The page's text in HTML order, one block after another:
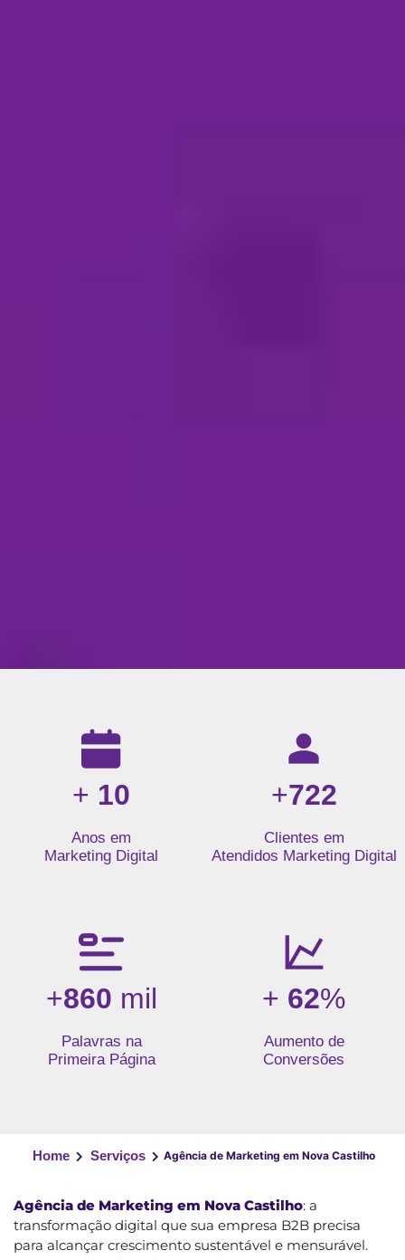
Resultados da nossa agência de marketing digital: mais
+ 10
Anos em
Marketing Digital
+722
Clientes em
Atendidos Marketing Digital
+860 mil
Palavras na
Primeira Página
+ 62%
Aumento de
Conversões
Home Serviços Agência de Marketing em Nova Castilho
Agência de Marketing em Nova Castilho: a
transformação digital que sua empresa B2B precisa
para alcançar crescimento sustentável e mensurável.